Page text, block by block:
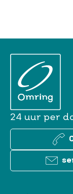
24 uur per